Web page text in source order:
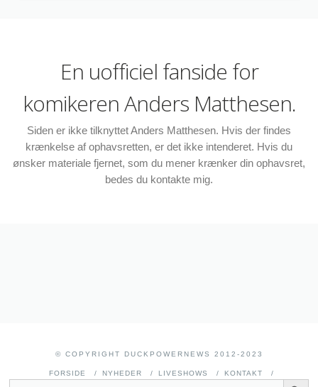
En uofficiel fanside for
komikeren Anders Matthesen.
Siden er ikke tilknyttet Anders Matthesen. Hvis der findes
krænkelse af ophavsretten, er det ikke intenderet. Hvis du
ønsker materiale fjernet, som du mener krænker din ophavsret,
bedes du kontakte mig.
© COPYRIGHT DUCKPOWERNEWS 2012-2023
FORSIDE NYHEDER LIVESHOWS
KONTAKT
SEARCH
SEARCH